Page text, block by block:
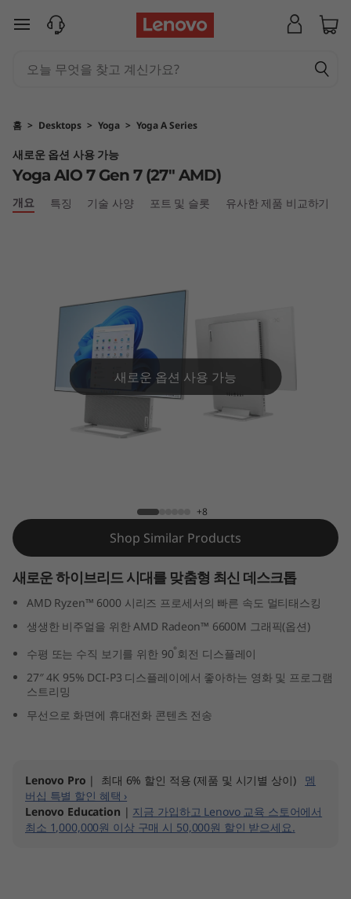
Y
a
A
O
A
M
D
주요 콘텐츠로 건너뛰기
홈 > Desktops > Yoga > Yoga A Series
새로운 옵션 사용 가능
Yoga AIO 7 Gen 7 (27″ AMD)
개요 특징 기술 사양 포트 및 슬롯 유사한 제품 비교하기
새로운 옵션 사용 가능
+8
Shop Similar Products
새로운 하이브리드 시대를 맞춤형 최신 데스크톱
AMD Ryzen™ 6000 시리즈 프로세서의 빠른 속도 멀티태스킹
생생한 비주얼을 위한 AMD Radeon™ 6600M 그래픽(옵션)
수평 또는 수직 보기를 위한 90° 회전 디스플레이
27″ 4K 95% DCI-P3 디스플레이에서 좋아하는 영화 및 프로그램
스트리밍
무선으로 화면에 휴대전화 콘텐츠 전송
Lenovo Pro | 최대 6% 할인 적용 (제품 및 시기별 상이) 멤
버십 특별 할인 혜택 ›
Lenovo Education | 지금 가입하고 Lenovo 교육 스토어에서
최소 1,000,000원 이상 구매 시 50,000원 할인 받으세요.